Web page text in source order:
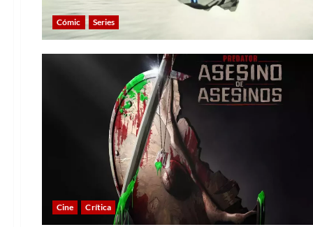
Cómic Series
Cine Crítica